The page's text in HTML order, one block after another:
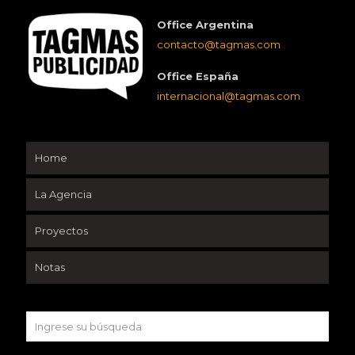
Office Argentina
contacto@tagmas.com
Office España
internacional@tagmas.com
Home
La Agencia
Proyectos
Notas